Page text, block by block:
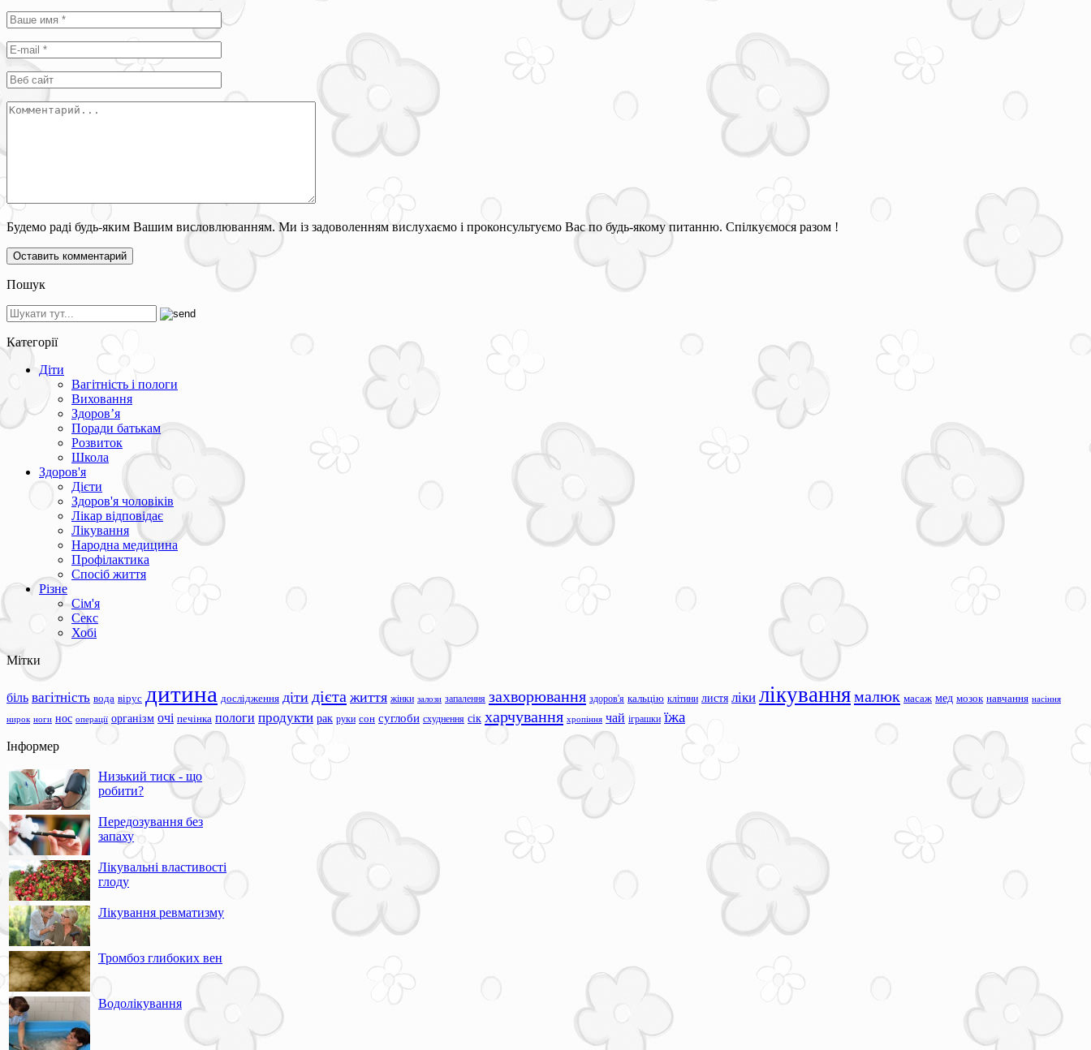
Будемо раді будь-яким Вашим висловлюванням. Ми із задоволенням вислухаємо і проконсультуємо Вас по будь-якому питанню. Спілкуємося разом !
Пошук
Категорії
Діти
Вагітність і пологи
Виховання
Здоров’я
Поради батькам
Розвиток
Школа
Здоров'я
Дієти
Здоров'я чоловіків
Лікар відповідає
Лікування
Народна медицина
Профілактика
Спосіб життя
Різне
Сім'я
Секс
Хобі
Мітки
біль вагітність вода вірус дитина дослідження діти дієта життя жінки залози запалення захворювання здоров'я кальцію клітини листя ліки лікуваннямалюк масаж мед мозок навчання насіння
нирок ноги нос операції організм очі печінка пологи продукти рак руки сон суглоби схуднення сік харчування хропіння чай іграшки їжа
Інформер
Низький тиск - що
робити?
Передозування без
запаху
Лікувальні властивості
глоду
Лікування ревматизму
Тромбоз глибоких вен
Водолікування